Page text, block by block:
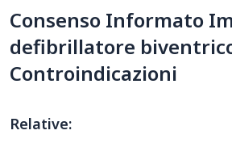
Consenso Informato
defibrillatore
Controindicazioni
Relative: